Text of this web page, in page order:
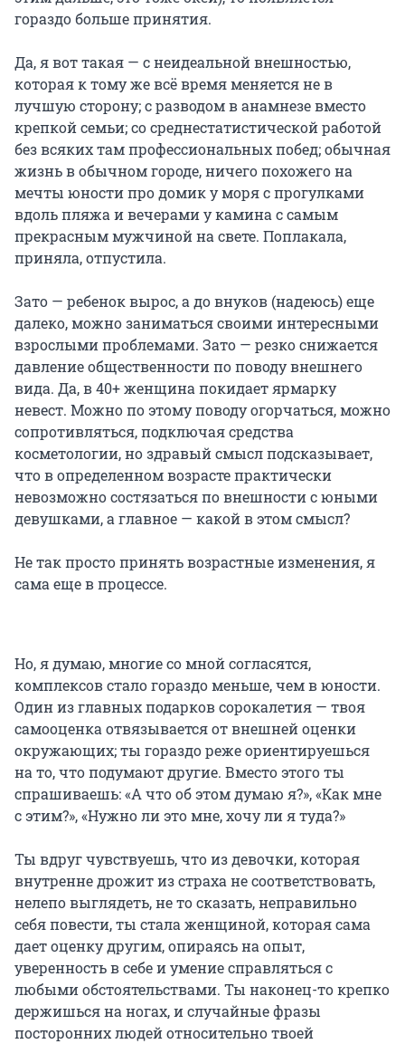
гораздо больше принятия.
Да, я вот такая — с неидеальной внешностью,
которая к тому же всё время меняется не в
лучшую сторону; с разводом в анамнезе вместо
крепкой семьи; со среднестатистической работой
без всяких там профессиональных побед; обычная
жизнь в обычном городе, ничего похожего на
мечты юности про домик у моря с прогулками
вдоль пляжа и вечерами у камина с самым
прекрасным мужчиной на свете. Поплакала,
приняла, отпустила.
Зато — ребенок вырос, а до внуков (надеюсь) еще
далеко, можно заниматься своими интересными
взрослыми проблемами. Зато — резко снижается
давление общественности по поводу внешнего
вида. Да, в 40+ женщина покидает ярмарку
невест. Можно по этому поводу огорчаться, можно
сопротивляться, подключая средства
косметологии, но здравый смысл подсказывает,
что в определенном возрасте практически
невозможно состязаться по внешности с юными
девушками, а главное — какой в этом смысл?
Не так просто принять возрастные изменения, я
сама еще в процессе.
Но, я думаю, многие со мной согласятся,
комплексов стало гораздо меньше, чем в юности.
Один из главных подарков сорокалетия — твоя
самооценка отвязывается от внешней оценки
окружающих; ты гораздо реже ориентируешься
на то, что подумают другие. Вместо этого ты
спрашиваешь: «А что об этом думаю я?», «Как мне
с этим?», «Нужно ли это мне, хочу ли я туда?»
Ты вдруг чувствуешь, что из девочки, которая
внутренне дрожит из страха не соответствовать,
нелепо выглядеть, не то сказать, неправильно
себя повести, ты стала женщиной, которая сама
дает оценку другим, опираясь на опыт,
уверенность в себе и умение справляться с
любыми обстоятельствами. Ты наконец-то крепко
держишься на ногах, и случайные фразы
посторонних людей относительно твоей